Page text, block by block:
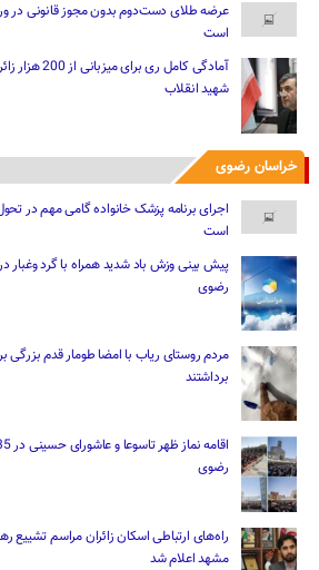
عرضه طلای دست‌دوم بدون مجوز قانونی در
است
آمادگی کامل ری برای
شهید انقلاب
خراسان رضوی
اجرای برنامه پزشک خانواده گامی مهم در
است
پیش بینی وزش باد شدید همراه با گرد وغبار
رضوی
مردم روستای ریاب با امضا طومار قدم بزرگی
برداشتند
رضوی
راه‌های ارتباطی اسکان زائران مراسم تشییع
مشهد اعلام شد